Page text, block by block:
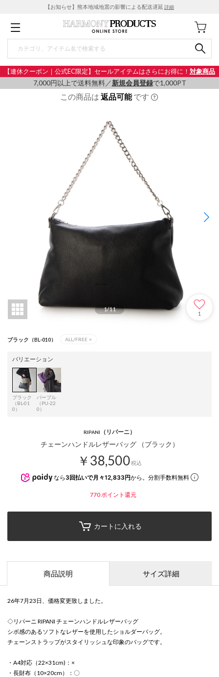
【お知らせ】熊本地域地震の影響による配送遅延 詳細
【連休クーポン｜公式EC限定】セールアイテムはさらにお得に！ 対象商品
7,000円以上で送料無料／新規会員登録で1,000PT
この商品は 返品可能です
1/11
1
ブラック（BL-010） ALL/FREE ×
バリエーション
ブラック
（BL-01
0）
パープル
（PU-22
0）
RIPANI （リパーニ）
チェーンハンドルレザーバッグ （ブラック）
￥38,500税込
なら 3回払いで月々12,833円から。分割手数料無料
770 ポイント還元
カートに入れる
商品説明 サイズ詳細
26年7月23日、価格変更致しました。
◇リパーニ RIPANI チェーンハンドルレザーバッグ
シボ感のあるソフトなレザーを使用したショルダーバッグ。
チェーンストラップがスタイリッシュな印象のバッグです。
・A4対応（22×31cm)：×
・長財布（10×20cm）：〇